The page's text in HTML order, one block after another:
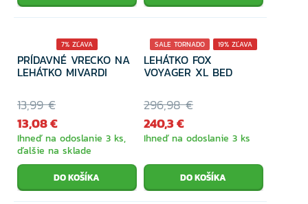
7% ZĽAVA
PRÍDAVNÉ VRECKO NA
LEHÁTKO MIVARDI
13,99 €
13,08 €
Ihneď na odoslanie 3 ks,
ďalšie na sklade
SALE TORNADO 19% ZĽAVA
LEHÁTKO FOX
VOYAGER XL BED
296,98 €
240,3 €
Ihneď na odoslanie 3 ks